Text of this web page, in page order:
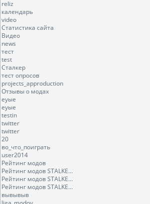
reliz
календарь
video
Статистика сайта
Видео
news
тест
test
Сталкер
тест опросов
projects_approduction
Отзывы о модах
еуые
еуые
testin
twitter
twitter
20
во_что_поиграть
user2014
Рейтинг модов
Рейтинг модов STALKE...
Рейтинг модов STALKE...
Рейтинг модов STALKE...
вывывыв